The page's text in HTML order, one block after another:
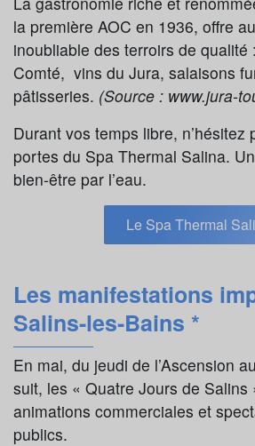
la première AOC en 1936, offre
inoubliable des terroirs de qualité
Comté, vins du Jura, salaisons
pâtisseries. (Source : www.jura-
Durant vos temps libre, n’hésitez
portes du Spa Thermal Salina.
bien-être par l’eau.
Le Spa Thermal
Les manifestations
Salins-les-Bains *
En mai, du jeudi de l’Ascension
suit, les « Quatre Jours de Salins
animations commerciales et
publics.